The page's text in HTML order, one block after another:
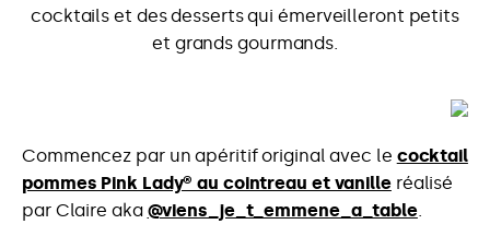
cocktails et des desserts qui émerveilleront petits
et grands gourmands.
Commencez par un apéritif original avec le cocktail
pommes Pink Lady® au cointreau et vanilleréalisé
par Claire aka @viens_je_t_emmene_a_table.